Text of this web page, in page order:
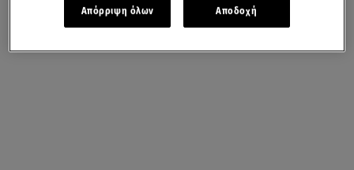
Απόρριψη όλων Αποδοχή